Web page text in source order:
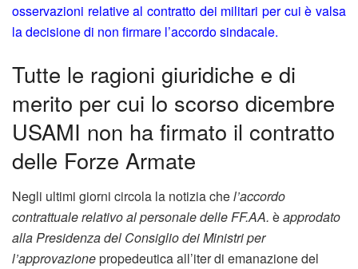
osservazioni relative al contratto dei militari per cui è valsa
la decisione di non firmare l’accordo sindacale.
Tutte le ragioni giuridiche e di
merito per cui lo scorso dicembre
USAMI non ha firmato il contratto
delle Forze Armate
Negli ultimi giorni circola la notizia chel’accordo
contrattuale relativo al personale delle FF.AA. èapprodato
alla Presidenza del Consiglio dei Ministri per
l’approvazionepropedeutica all’iter di emanazione del